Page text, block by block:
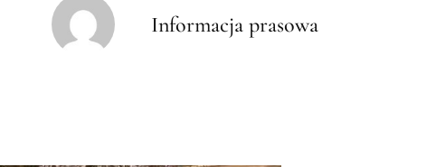
Informacja prasowa